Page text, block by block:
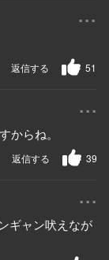
...
51
返信する
...
からね。
39
返信する
...
ギャン吠えなが